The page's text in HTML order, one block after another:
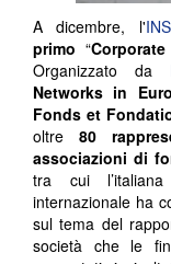
A dicembre, l'
primo “
Organizzato da
Networks in
Fonds et
oltre 80
associazioni di
tra cui l’italiana
internazionale ha
sul tema del
società che le